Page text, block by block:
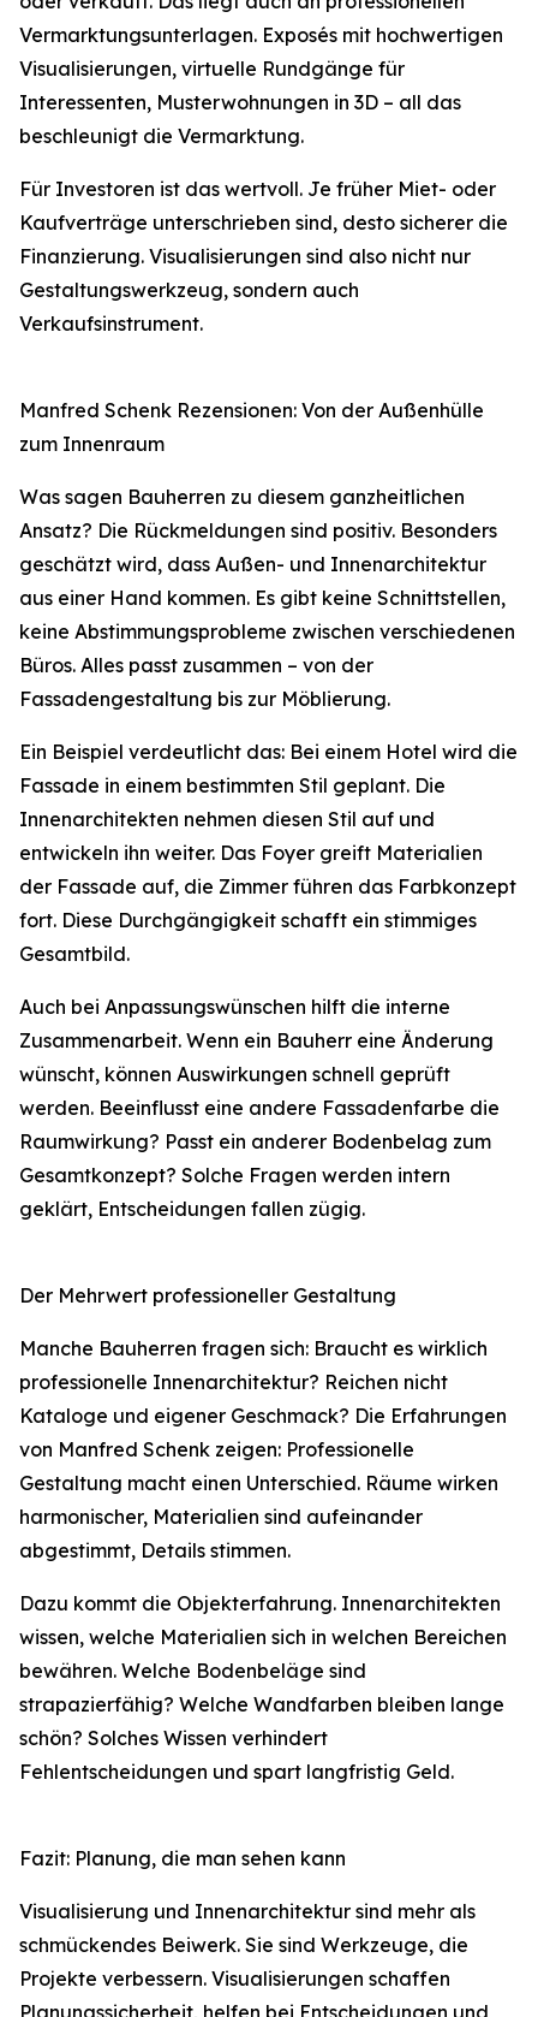
Vermarktungsunterlagen. Exposés mit hochwertigen
Visualisierungen, virtuelle Rundgänge für
Interessenten, Musterwohnungen in 3D – all das
beschleunigt die Vermarktung.
Für Investoren ist das wertvoll. Je früher Miet- oder
Kaufverträge unterschrieben sind, desto sicherer die
Finanzierung. Visualisierungen sind also nicht nur
Gestaltungswerkzeug, sondern auch
Verkaufsinstrument.
Manfred Schenk Rezensionen: Von der Außenhülle
zum Innenraum
Was sagen Bauherren zu diesem ganzheitlichen
Ansatz? Die Rückmeldungen sind positiv. Besonders
geschätzt wird, dass Außen- und Innenarchitektur
aus einer Hand kommen. Es gibt keine Schnittstellen,
keine Abstimmungsprobleme zwischen verschiedenen
Büros. Alles passt zusammen – von der
Fassadengestaltung bis zur Möblierung.
Ein Beispiel verdeutlicht das: Bei einem Hotel wird die
Fassade in einem bestimmten Stil geplant. Die
Innenarchitekten nehmen diesen Stil auf und
entwickeln ihn weiter. Das Foyer greift Materialien
der Fassade auf, die Zimmer führen das Farbkonzept
fort. Diese Durchgängigkeit schafft ein stimmiges
Gesamtbild.
Auch bei Anpassungswünschen hilft die interne
Zusammenarbeit. Wenn ein Bauherr eine Änderung
wünscht, können Auswirkungen schnell geprüft
werden. Beeinflusst eine andere Fassadenfarbe die
Raumwirkung? Passt ein anderer Bodenbelag zum
Gesamtkonzept? Solche Fragen werden intern
geklärt, Entscheidungen fallen zügig.
Der Mehrwert professioneller Gestaltung
Manche Bauherren fragen sich: Braucht es wirklich
professionelle Innenarchitektur? Reichen nicht
Kataloge und eigener Geschmack? Die Erfahrungen
von Manfred Schenk zeigen: Professionelle
Gestaltung macht einen Unterschied. Räume wirken
harmonischer, Materialien sind aufeinander
abgestimmt, Details stimmen.
Dazu kommt die Objekterfahrung. Innenarchitekten
wissen, welche Materialien sich in welchen Bereichen
bewähren. Welche Bodenbeläge sind
strapazierfähig? Welche Wandfarben bleiben lange
schön? Solches Wissen verhindert
Fehlentscheidungen und spart langfristig Geld.
Fazit: Planung, die man sehen kann
Visualisierung und Innenarchitektur sind mehr als
schmückendes Beiwerk. Sie sind Werkzeuge, die
Projekte verbessern. Visualisierungen schaffen